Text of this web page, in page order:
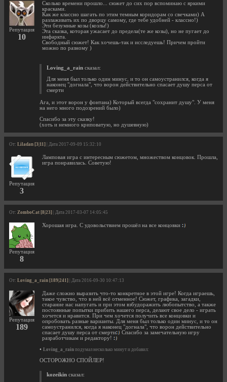
Репутация
10
Сколько времени прошло... сюжет до сих пор вспоминаю с яркими
красками.
Как же классно шагать по этим темным коридорам со свечками) А
разлаживать их по дворцу самому, где тебе удобней - классно!)
Эти безумные козы (козлы!)
Эта сказка, которая ужасает до предела(те же козы), но не пугает до
инфаркта.
Свободный сюжет! Как хочешь-так и исследуешь! Причем пройти
можно по разному )
Loving_a_rain сказал:
Для меня был только один минус, и то он самоустранился, когда я
наконец "догнала", что ворон действительно спасает душу перса от
смерти
Ага, и этот ворон у фонтана) Который всегда "сохранит душу". У меня
на него много подозрений было)
Спасибо за эту сказку!
(хоть и немного криповатую, но душевную)
От: Liladan [3|11] | Дата 2017-09-09 15:32:10
Репутация
3
Ламповая игра с интересным сюжетом, множеством концовок. Прошла,
игра понравилась. Советую!
От: ZomboCat [8|23] | Дата 2017-03-07 14:05:45
Репутация
8
Хорошая игра. С удовольствием прошёл на все концовки
От: Loving_a_rain [189|241] | Дата 2016-09-30 10:47:13
Репутация
189
Даже сложно выразить что-то конкретное в этой игре! Когда играешь,
такое чувство, что в ней всё отменное! Сюжет, графика, загадки,
старание нас напугать и при этом взбудоражить любопытство, а также
постоянные попытки прибить нашего перса, делают свое дело - играть
хочется и нравится. При чем хочется получить все концовки и
опробовать разные варианты. Для меня был только один минус, и то он
самоустранился, когда я наконец "догнала", что ворон действительно
спасает душу перса от смерти
Спасибо за замечательную игру
разработчикам и редактору!
• Loving_a_rain подумал несколько минут и добавил:
ОСТОРОЖНО СПОЙЛЕР!
kozeikin сказал: